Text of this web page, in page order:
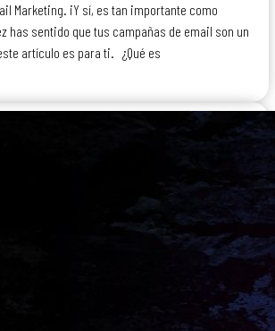
Marketing. ¡Y sí, es tan importante como
has sentido que tus campañas de email son un
artículo es para ti. ¿Qué es